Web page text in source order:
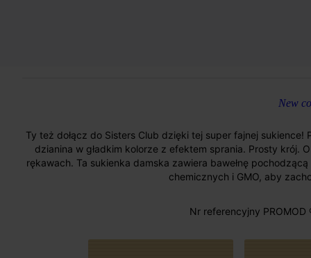
New
Ty też dołącz do Sisters Club dzięki tej super fajnej
dzianina w gładkim kolorze z efektem sprania. Prosty krój.
rękawach. Ta sukienka damska zawiera bawełnę
chemicznych i GMO, aby
Nr referencyjny